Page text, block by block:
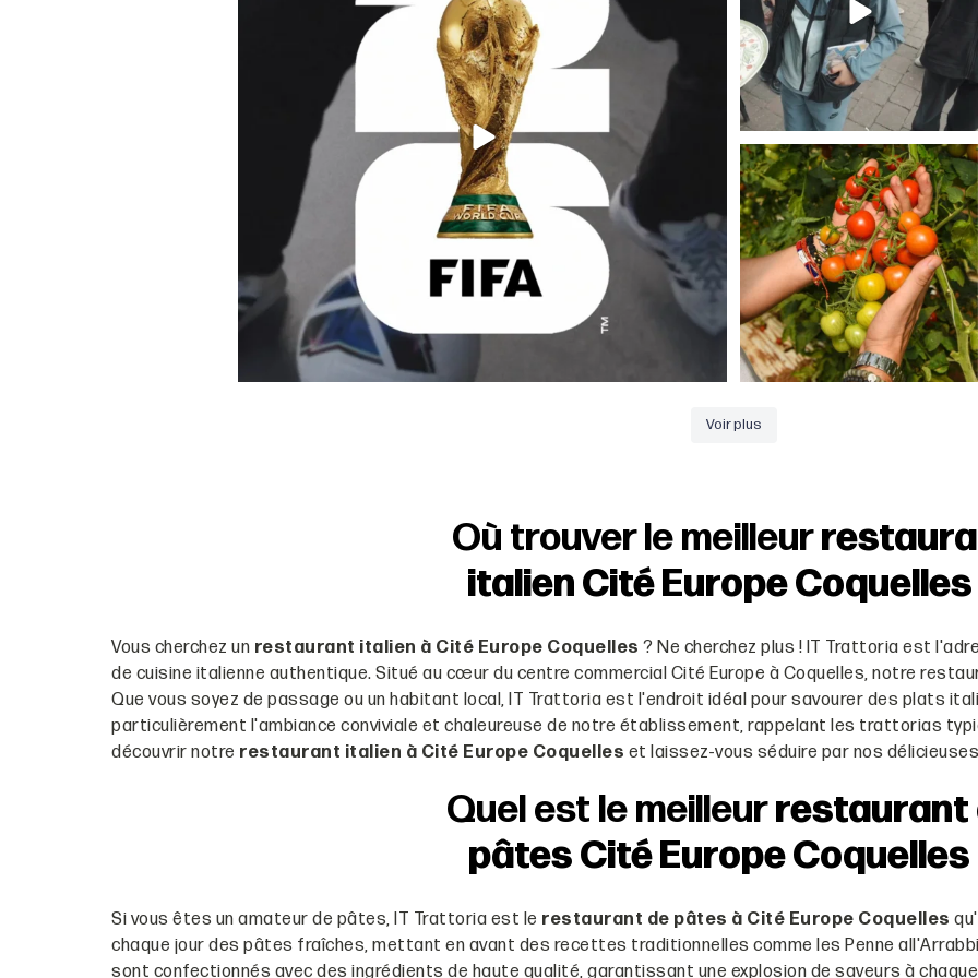
Pomodoro sicilliano, un vrai trésor de goût
et de...
29 0
Voir plus
Où trouver le meilleur
italien Cité Europe Coquelles
Vous cherchez un restaurant italien à Cité Europe Coquelles ? Ne cherchez plus ! IT Trattoria est
de cuisine italienne authentique. Situé au cœur du centre commercial Cité Europe à Coquelles, notre
Que vous soyez de passage ou un habitant local, IT Trattoria est l'endroit idéal pour savourer des plats
particulièrement l'ambiance conviviale et chaleureuse de notre établissement, rappelant les trattorias
découvrir notre restaurant italien à Cité Europe Coquelles et laissez-vous séduire par nos
Quel est le meilleurrestaurant
pâtes Cité Europe Coquelles
Si vous êtes un amateur de pâtes, IT Trattoria est le restaurant de pâtes à Cité Europe Coquelles
chaque jour des pâtes fraîches, mettant en avant des recettes traditionnelles comme les Penne
sont confectionnés avec des ingrédients de haute qualité, garantissant une explosion de saveurs à